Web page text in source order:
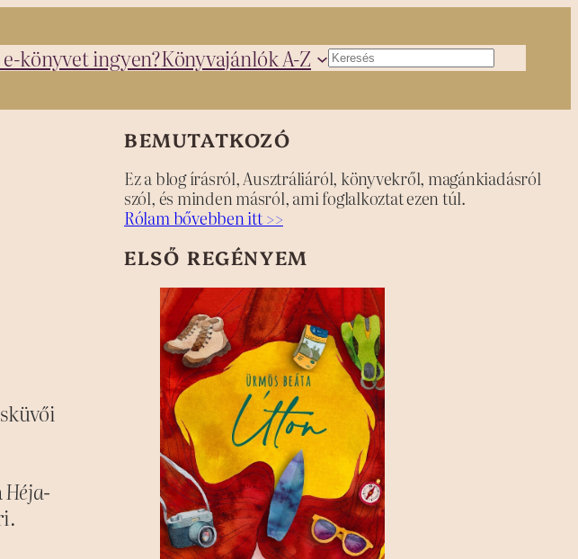
könyvet ingyen?Könyvajánlók A-Z Keresés
Héja-
BEMUTATKOZÓ
Ez a blog írásról, Ausztráliáról, könyvekről, magánkiadásról
szól, és minden másról, ami foglalkoztat ezen túl.
Rólam bővebben itt >>
ELSŐ REGÉNYEM